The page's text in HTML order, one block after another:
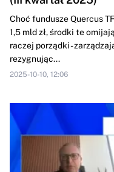
Choć fundusze Quercus
1,5 mld zł, środki te
raczej porządki -
rezygnując...
2025-10-10, 12:06